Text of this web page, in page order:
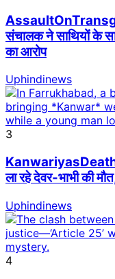
संचालक ने साथियों के
का आरोप
Uphindinews
3
KanwariyasDeath
ला रहे देवर-भाभी की
Uphindinews
4